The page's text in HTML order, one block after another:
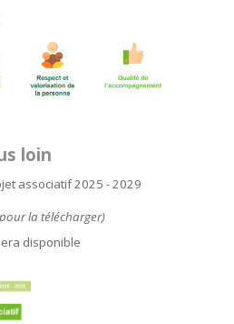
loin
associatif 2025 - 2029
la télécharger)
disponible